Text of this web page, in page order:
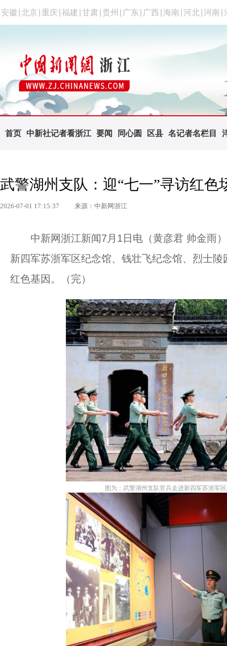
安徽 北京 重庆 福建 甘肃 贵州 广东 广西 海南 河北 河南
首页 中新社记者看浙江 要闻 同心圆 区县 名记者名栏目
武警湖州支队：迎“七一”寻访红色
2026-07-01 17:15:37 来源：中新网浙江
中新网浙江新闻7月1日电（黄彦君 帅金雨）
新四军苏浙军区纪念馆、钱壮飞纪念馆、烈士
红色基因。（完）
图为：武警湖州支队官兵走进新四军苏浙军